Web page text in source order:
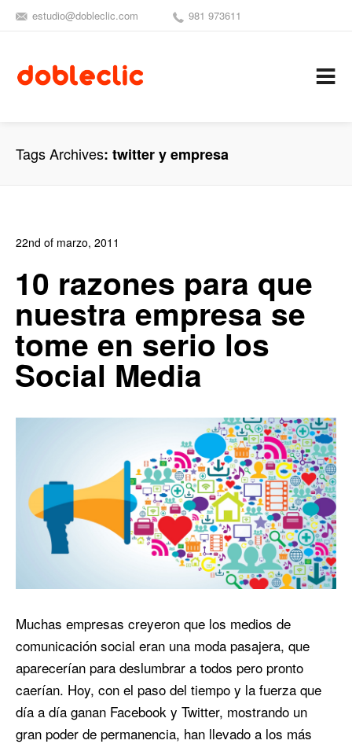
estudio@dobleclic.com 981 973611
Tags Archives twitter y empresa
22nd of marzo, 2011
0
10 razones para que
nuestra empresa se
tome en serio los
Social Media
Muchas empresas creyeron que los medios de
comunicación social eran una moda pasajera, que
aparecerían para deslumbrar a todos pero pronto
caerían. Hoy, con el paso del tiempo y la fuerza que
día a día ganan Facebook y Twitter, mostrando un
gran poder de permanencia, han llevado a los más